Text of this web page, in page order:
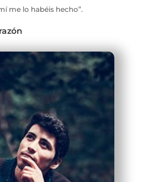
me lo habéis hecho”.